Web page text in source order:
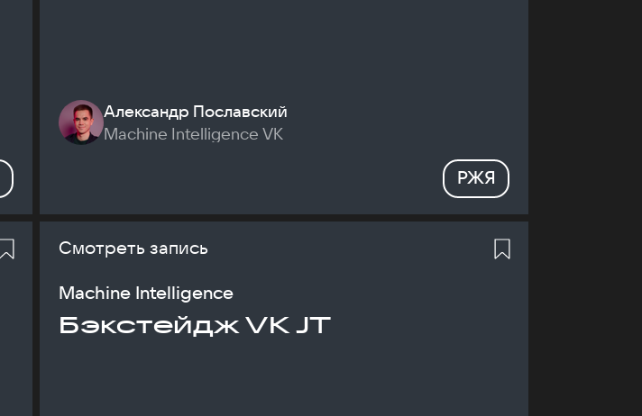
Александр Пославский
Machine Intelligence VK
РЖЯ
Смотреть запись
Machine Intelligence
Бэкстейдж VK JT